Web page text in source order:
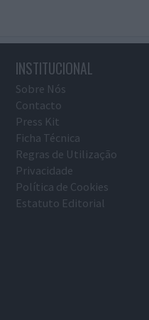
INSTITUCIONAL
Sobre Nós
Contacto
Press Kit
Ficha Técnica
Regras de Utilização
Privacidade
Política de Cookies
Estatuto Editorial